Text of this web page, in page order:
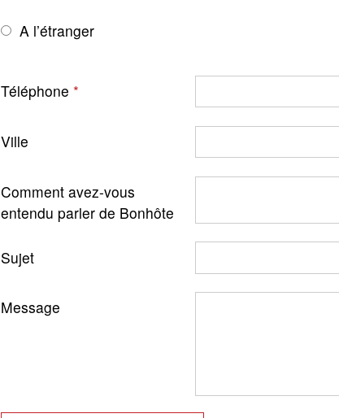
A l’étranger
Téléphone
Ville
Comment avez-vous
entendu parler de Bonhôte
Sujet
Message